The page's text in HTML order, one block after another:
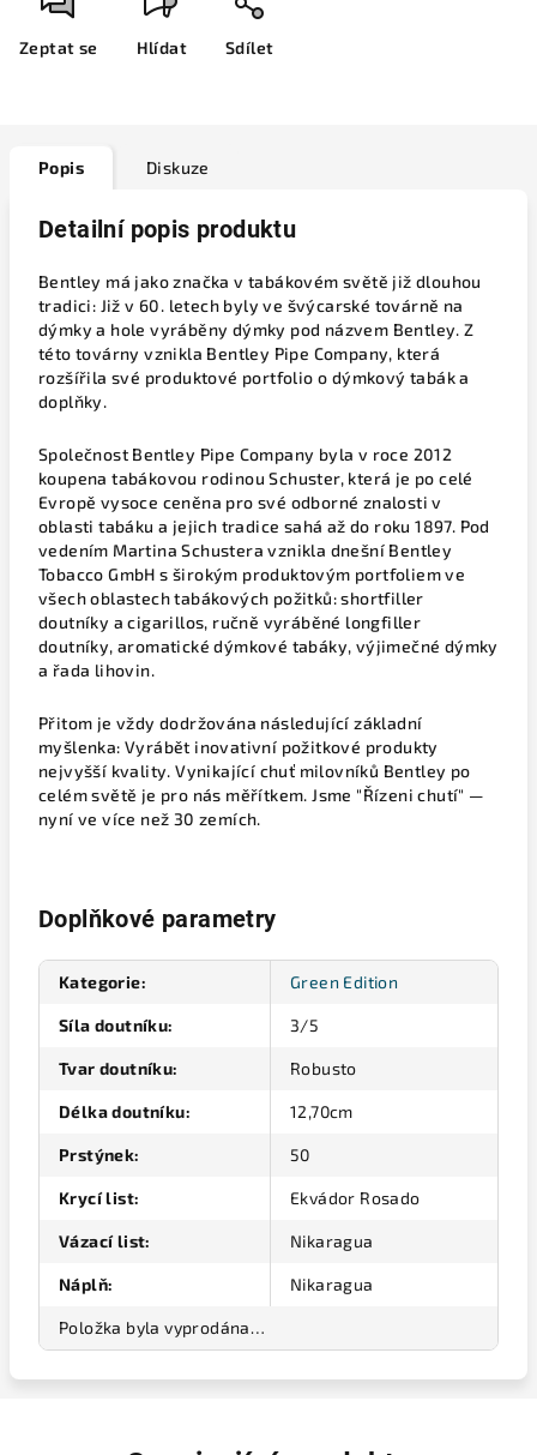
Zeptat se Hlídat Sdílet
Popis Diskuze
Detailní popis produktu
Bentley má jako značka v tabákovém světě již dlouhou
tradici: Již v 60. letech byly ve švýcarské továrně na
dýmky a hole vyráběny dýmky pod názvem Bentley. Z
této továrny vznikla Bentley Pipe Company, která
rozšířila své produktové portfolio o dýmkový tabák a
doplňky.
Společnost Bentley Pipe Company byla v roce 2012
koupena tabákovou rodinou Schuster, která je po celé
Evropě vysoce ceněna pro své odborné znalosti v
oblasti tabáku a jejich tradice sahá až do roku 1897. Pod
vedením Martina Schustera vznikla dnešní Bentley
Tobacco GmbH s širokým produktovým portfoliem ve
všech oblastech tabákových požitků: shortfiller
doutníky a cigarillos, ručně vyráběné longfiller
doutníky, aromatické dýmkové tabáky, výjimečné dýmky
a řada lihovin.
Přitom je vždy dodržována následující základní
myšlenka: Vyrábět inovativní požitkové produkty
nejvyšší kvality. Vynikající chuť milovníků Bentley po
celém světě je pro nás měřítkem. Jsme "Řízeni chutí" —
nyní ve více než 30 zemích.
Doplňkové parametry
Kategorie: Green Edition
Síla doutníku: 3/5
Tvar doutníku: Robusto
Délka doutníku: 12,70cm
Prstýnek: 50
Krycí list: Ekvádor Rosado
Vázací list: Nikaragua
Náplň: Nikaragua
Položka byla vyprodána…